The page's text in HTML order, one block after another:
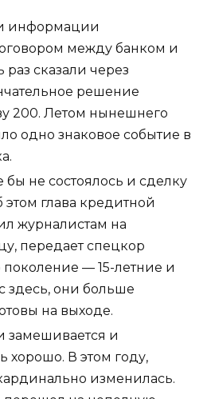
информации
между банком и
сказали через
решение
200. Летом нынешнего
одно знаковое событие в
бы не состоялось и сделку
глава кредитной
журналистам на
передает спецкор
поколение — 15-летние и
здесь, они больше
на выходе.
замешивается и
хорошо. В этом году,
изменилась.